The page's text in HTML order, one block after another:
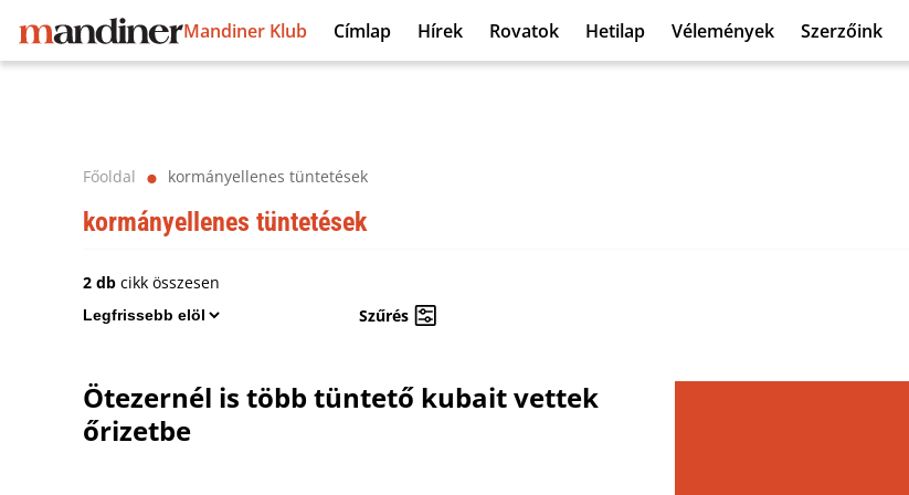
Mandiner Klub Címlap Hírek Rovatok Hetilap Vélemények Szerzőink
Főoldal ⬤ kormányellenes tüntetések
kormányellenes tüntetések
2 db cikk összesen
Szűrés
Ötezernél is több tüntető kubait vettek
őrizetbe